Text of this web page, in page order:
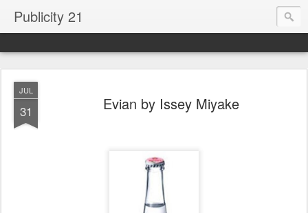
Publicity 21
JUL
31 Evian by Issey Miyake